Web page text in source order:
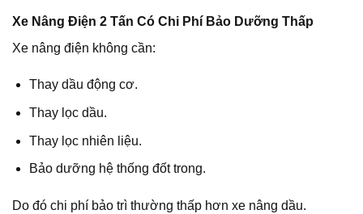
Xe Nâng Điện 2 Tấn Có Chi Phí Bảo Dưỡng Thấp
Xe nâng điện không cần:
Thay dầu động cơ.
Thay lọc dầu.
Thay lọc nhiên liệu.
Bảo dưỡng hệ thống đốt trong.
Do đó chi phí bảo trì thường thấp hơn xe nâng dầu.